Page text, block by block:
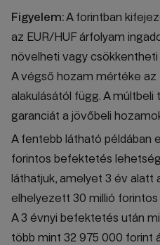
Figyelem:A forintban
az EUR/HUF árfolyam
növelheti vagy
A végső hozam mértéke
alakulásától függ. A
garanciát a jövőbeli
A fentebb látható példában
forintos befektetés
láthatjuk, amelyet 3 év alatt
elhelyezett 30 millió
A 3 évnyi befektetés után
több mint 32 975 000 forint